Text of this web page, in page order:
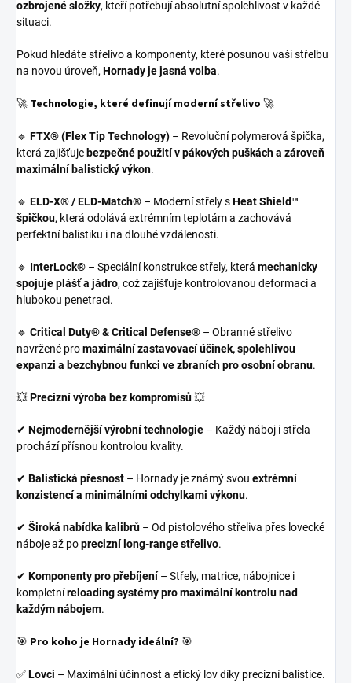
ozbrojené složky, kteří potřebují absolutní spolehlivost v každé
situaci.
Pokud hledáte střelivo a komponenty, které posunou vaši střelbu
na novou úroveň, Hornady je jasná volba.
🚀 Technologie, které definují moderní střelivo 🚀
🔹 FTX® (Flex Tip Technology) – Revoluční polymerová špička,
která zajišťuje bezpečné použití v pákových puškách a zároveň
maximální balistický výkon.
🔹 ELD-X® / ELD-Match® – Moderní střely sHeat Shield™
špičkou, která odolává extrémním teplotám a zachovává
perfektní balistiku i na dlouhé vzdálenosti.
🔹 InterLock® – Speciální konstrukce střely, která mechanicky
spojuje plášť a jádro, což zajišťuje kontrolovanou deformaci a
hlubokou penetraci.
🔹 Critical Duty® & Critical Defense® – Obranné střelivo
navržené promaximální zastavovací účinek, spolehlivou
expanzi a bezchybnou funkci ve zbraních pro osobní obranu.
💥Precizní výroba bez kompromisů💥
✔ Nejmodernější výrobní technologie – Každý náboj i střela
prochází přísnou kontrolou kvality.
✔ Balistická přesnost – Hornady je známý svou extrémní
konzistencí a minimálními odchylkami výkonu.
✔ Široká nabídka kalibrů – Od pistolového střeliva přes lovecké
náboje až poprecizní long-range střelivo.
✔ Komponenty pro přebíjení– Střely, matrice, nábojnice i
kompletníreloading systémy pro maximální kontrolu nad
každým nábojem.
🎯 Pro koho je Hornady ideální? 🎯
✅Lovci – Maximální účinnost a etický lov díky precizní balistice.